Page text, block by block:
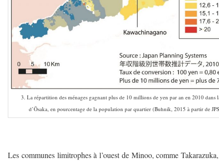
3. La répartition des ménages gagnant plus de 10 millions de yen par an en 2010 dans
d’Ōsaka, en pourcentage de la population par quartier (Buhnik, 2015 à partir de
Les communes limitrophes à l’ouest de Minoo, comme